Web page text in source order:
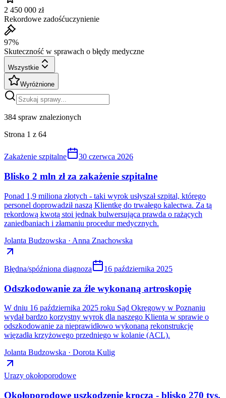
2 450 000 zł
Rekordowe zadośćuczynienie
97%
Skuteczność w sprawach o błędy medyczne
Wszystkie
Wyróżnione
384 spraw znalezionych
Strona 1 z 64
Zakażenie szpitalne 30 czerwca 2026
Blisko 2 mln zł za zakażenie szpitalne
Ponad 1,9 miliona złotych - taki wyrok usłyszał szpital, którego
personel doprowadził naszą Klientkę do trwałego kalectwa. Za tą
rekordową kwotą stoi jednak bulwersująca prawda o rażących
zaniedbaniach i złamaniu procedur medycznych.
Jolanta Budzowska · Anna Znachowska
Błędna/spóźniona diagnoza 16 października 2025
Odszkodowanie za źle wykonaną artroskopię
W dniu 16 października 2025 roku Sąd Okręgowy w Poznaniu
wydał bardzo korzystny wyrok dla naszego Klienta w sprawie o
odszkodowanie za nieprawidłowo wykonaną rekonstrukcję
więzadła krzyżowego przedniego w kolanie (ACL).
Jolanta Budzowska · Dorota Kulig
Urazy okołoporodowe
Okołoporodowe uszkodzenie krocza - blisko 270 tys.